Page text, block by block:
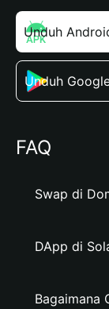
Unduh
Unduh
FAQ
Swap di
DApp di
Bagaimana